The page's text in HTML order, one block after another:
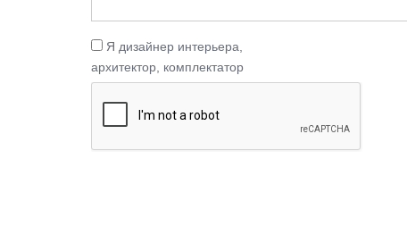
Я дизайнер интерьера,
архитектор, комплектатор